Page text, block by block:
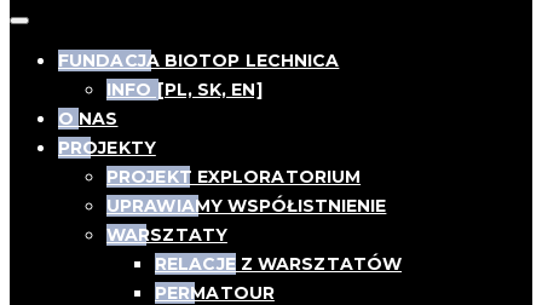
FUNDACJA BIOTOP LECHNICA
INFO [PL, SK, EN]
O NAS
PROJEKTY
PROJEKT EXPLORATORIUM
UPRAWIAMY WSPÓŁISTNIENIE
WARSZTATY
RELACJE Z WARSZTATÓW
PERMATOUR